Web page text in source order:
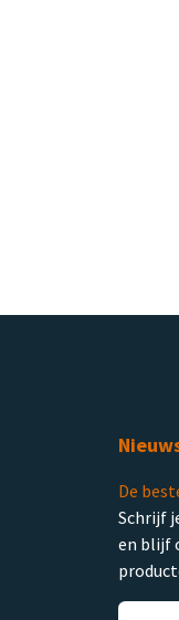
De
Schrijf
en blijf